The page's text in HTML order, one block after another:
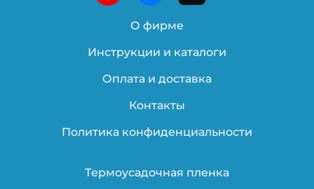
О фирме
Инструкции и каталоги
Оплата и доставка
Контакты
Политика конфиденциальности
Термоусадочная пленка